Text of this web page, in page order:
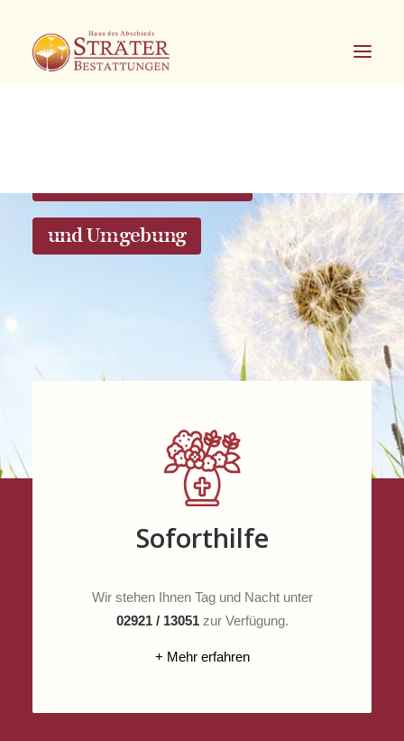
und Umgebung
Soforthilfe
Wir stehen Ihnen Tag und Nacht unter
02921 / 13051zur Verfügung.
+ Mehr erfahren